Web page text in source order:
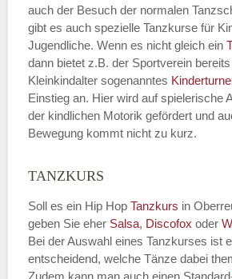
Name der Tanzschule
Kontakt E-Mail
Name des Tanzkurs*
auch der Besuch der normalen
gibt es auch spezielle Tanzkurse für
Jugendliche. Wenn es nicht gleich ein
dann bietet z.B. der Sportverein
Kleinkindalter sogenanntes
Einstieg an. Hier wird auf spielerische
der kindlichen Motorik gefördert und
Bewegung kommt nicht zu kurz.
TANZKURS
Soll es ein Hip Hop Tanzkurs in
geben Sie eher Salsa, Discofox oder
Bei der Auswahl eines Tanzkurses ist
entscheidend, welche Tänze dabei
Zudem kann man auch einen